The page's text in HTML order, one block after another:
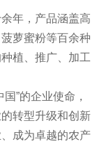
年，产品涵盖高
萝蜜粉等百余种
植、推广、加工
”的企业使命，
转型升级和创新
成为卓越的农产